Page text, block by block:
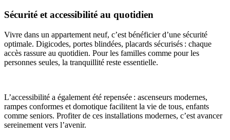
Sécurité et accessibilité au quotidien
Vivre dans un appartement neuf, c’est bénéficier d’une sécurité
optimale. Digicodes, portes blindées, placards sécurisés : chaque
accès rassure au quotidien. Pour les familles comme pour les
personnes seules, la tranquillité reste essentielle.
L’accessibilité a également été repensée : ascenseurs modernes,
rampes conformes et domotique facilitent la vie de tous, enfants
comme seniors. Profiter de ces installations modernes, c’est avancer
sereinement vers l’avenir.